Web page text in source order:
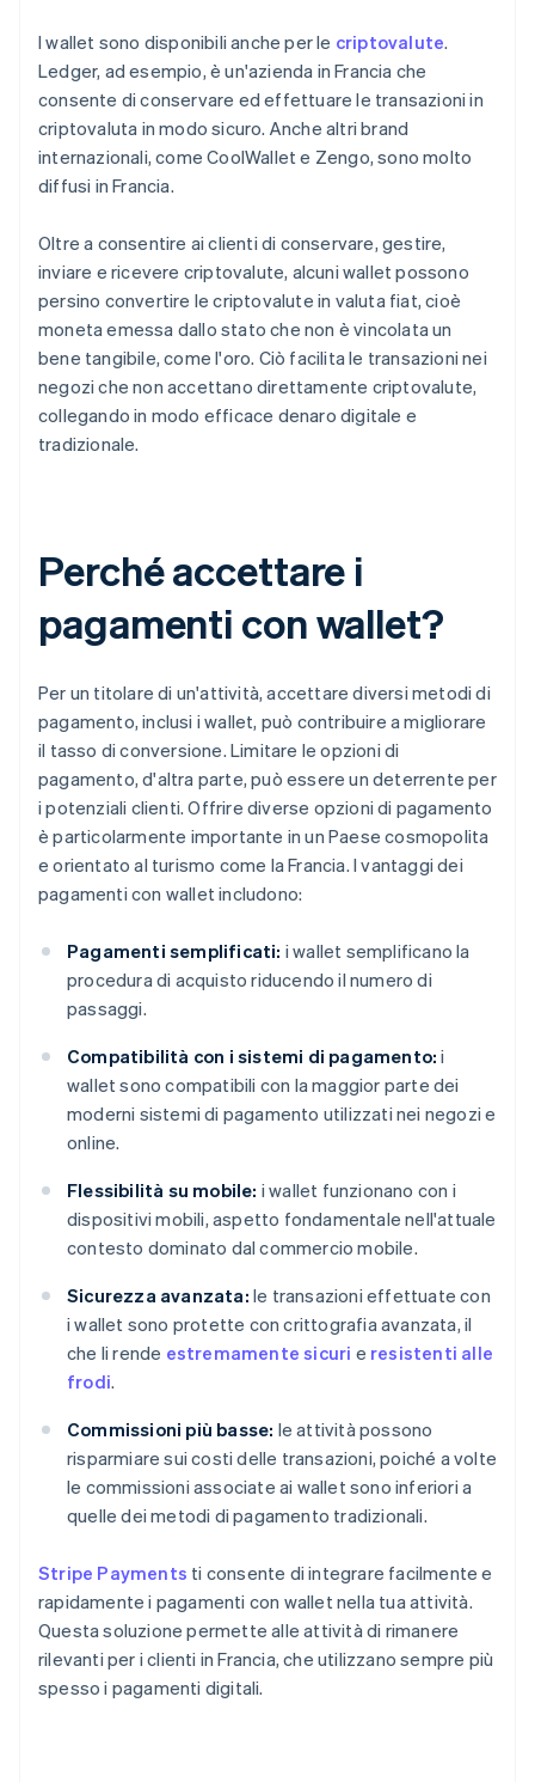
I wallet sono disponibili anche per le criptovalute.
Ledger, ad esempio, è un'azienda in Francia che
consente di conservare ed effettuare le transazioni in
criptovaluta in modo sicuro. Anche altri brand
internazionali, come CoolWallet e Zengo, sono molto
diffusi in Francia.
Oltre a consentire ai clienti di conservare, gestire,
inviare e ricevere criptovalute, alcuni wallet possono
persino convertire le criptovalute in valuta fiat, cioè
moneta emessa dallo stato che non è vincolata un
bene tangibile, come l'oro. Ciò facilita le transazioni nei
negozi che non accettano direttamente criptovalute,
collegando in modo efficace denaro digitale e
tradizionale.
Perché accettare i
pagamenti con wallet?
Per un titolare di un'attività, accettare diversi metodi di
pagamento, inclusi i wallet, può contribuire a migliorare
il tasso di conversione. Limitare le opzioni di
pagamento, d'altra parte, può essere un deterrente per
i potenziali clienti. Offrire diverse opzioni di pagamento
è particolarmente importante in un Paese cosmopolita
e orientato al turismo come la Francia. I vantaggi dei
pagamenti con wallet includono:
Pagamenti semplificati: i wallet semplificano la
procedura di acquisto riducendo il numero di
passaggi.
Compatibilità con i sistemi di pagamento: i
wallet sono compatibili con la maggior parte dei
moderni sistemi di pagamento utilizzati nei negozi e
online.
Flessibilità su mobile: i wallet funzionano con i
dispositivi mobili, aspetto fondamentale nell'attuale
contesto dominato dal commercio mobile.
Sicurezza avanzata: le transazioni effettuate con
i wallet sono protette con crittografia avanzata, il
che li rende estremamente sicuri e resistenti alle
frodi.
Commissioni più basse: le attività possono
risparmiare sui costi delle transazioni, poiché a volte
le commissioni associate ai wallet sono inferiori a
quelle dei metodi di pagamento tradizionali.
Stripe Payments ti consente di integrare facilmente e
rapidamente i pagamenti con wallet nella tua attività.
Questa soluzione permette alle attività di rimanere
rilevanti per i clienti in Francia, che utilizzano sempre più
spesso i pagamenti digitali.